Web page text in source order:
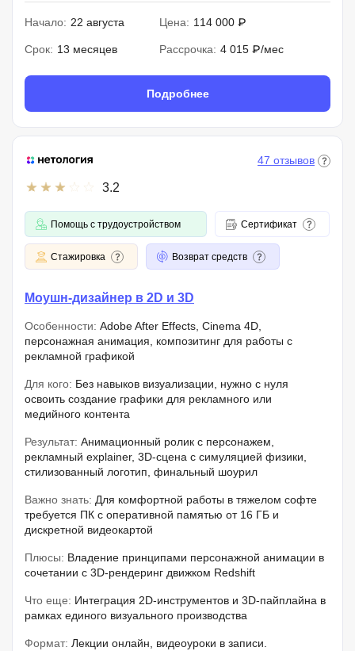
Начало: 22 августа Цена: 114 000 ₽
Срок: 13 месяцев Рассрочка: 4 015 ₽/мес
Подробнее
3.2
47 отзывов
Помощь с трудоустройством Сертификат
Стажировка Возврат средств
Моушн-дизайнер в 2D и 3D
Особенности: Adobe After Effects, Cinema 4D,
персонажная анимация, композитинг для работы с
рекламной графикой
Для кого: Без навыков визуализации, нужно с нуля
освоить создание графики для рекламного или
медийного контента
Результат: Анимационный ролик с персонажем,
рекламный explainer, 3D-сцена с симуляцией физики,
стилизованный логотип, финальный шоурил
Важно знать: Для комфортной работы в тяжелом софте
требуется ПК с оперативной памятью от 16 ГБ и
дискретной видеокартой
Плюсы: Владение принципами персонажной анимации в
сочетании с 3D-рендеринг движком Redshift
Что еще: Интеграция 2D-инструментов и 3D-пайплайна в
рамках единого визуального производства
Формат: Лекции онлайн, видеоуроки в записи.